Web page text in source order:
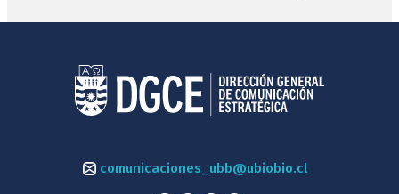
comunicaciones_ubb@ubiobio.cl